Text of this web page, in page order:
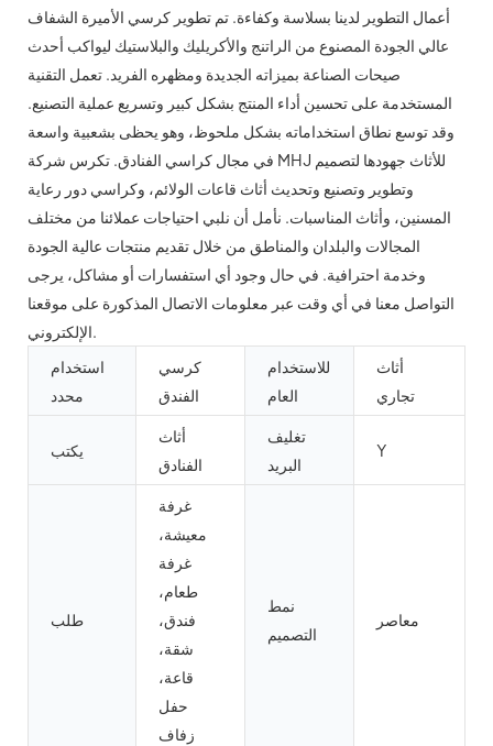
أعمال التطوير لدينا بسلاسة وكفاءة. تم تطوير كرسي الأميرة الشفاف
عالي الجودة المصنوع من الراتنج والأكريليك والبلاستيك ليواكب أحدث
صيحات الصناعة بميزاته الجديدة ومظهره الفريد. تعمل التقنية
المستخدمة على تحسين أداء المنتج بشكل كبير وتسريع عملية التصنيع.
وقد توسع نطاق استخداماته بشكل ملحوظ، وهو يحظى بشعبية واسعة
في مجال كراسي الفنادق. تكرس شركة MHJ للأثاث جهودها لتصميم
وتطوير وتصنيع وتحديث أثاث قاعات الولائم، وكراسي دور رعاية
المسنين، وأثاث المناسبات. نأمل أن نلبي احتياجات عملائنا من مختلف
المجالات والبلدان والمناطق من خلال تقديم منتجات عالية الجودة
وخدمة احترافية. في حال وجود أي استفسارات أو مشاكل، يرجى
التواصل معنا في أي وقت عبر معلومات الاتصال المذكورة على موقعنا
الإلكتروني.
استخدام
محدد
كرسي
الفندق
للاستخدام
العام
أثاث
تجاري
يكتب
أثاث
الفنادق
تغليف
البريد
Y
طلب
غرفة
معيشة،
غرفة
طعام،
فندق،
شقة،
قاعة،
حفل
زفاف
نمط
التصميم
معاصر